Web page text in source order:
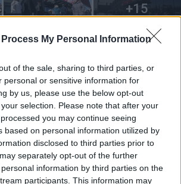
Process My Personal Information
of the sale, sharing to third parties, or
personal or sensitive information for
by us, please use the below opt-out
selection. Please note that after your
you may continue seeing
based on personal information utilized by
disclosed to third parties prior to
separately opt-out of the further
information by third parties on the
participants. This information may